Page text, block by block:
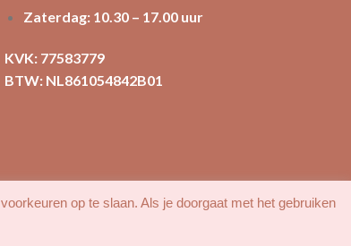
Zaterdag: 10.30 – 17.00 uur
KVK: 77583779
BTW: NL861054842B01
op te slaan. Als je doorgaat met het gebruiken